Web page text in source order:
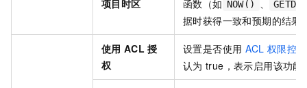
项目时区
函数（如 NOW()
据时获得一致和预期的结果
使用 ACL 授
权
设置是否使用 ACL 权限控
认为 true，表示启用该功能